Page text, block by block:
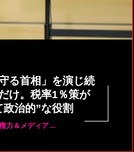
る首相」を演じ続
け。税率1％策が
治的”な役割
力＆メディア…